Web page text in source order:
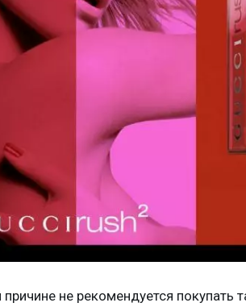
не рекомендуется